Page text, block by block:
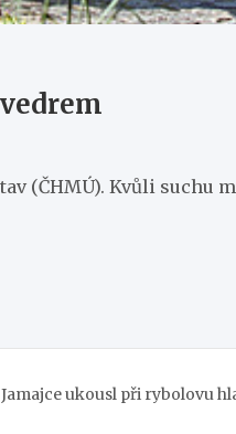
(ČHMÚ). Kvůli suchu
ukousl při rybolovu